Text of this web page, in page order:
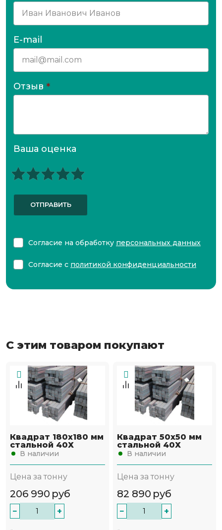
E-mail
Отзыв *
Ваша оценка
ОТПРАВИТЬ
Согласие на обработку персональных данных
Согласие с политикой конфиденциальности
С этим товаром покупают
Квадрат 180х180 мм
стальной 40Х
В наличии
Цена за тонну
206 990 руб
− +
Квадрат 50х50 мм
стальной 40Х
В наличии
Цена за тонну
82 890 руб
− +